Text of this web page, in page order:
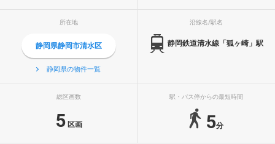
所在地
静岡県静岡市清水区
静岡県の物件一覧
沿線名/駅名
静岡鉄道清水線「狐ヶ崎」駅
総区画数
5区画
駅・バス停からの最短時間
5分